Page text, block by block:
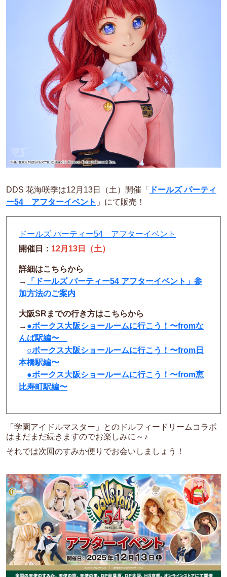
DDS 花海咲季は12月13日（土）開催「
ドールズ パーティ
ー54 アフターイベント 」にて販売！
ドールズ パーティー54 アフターイベント
開催日： 12月13日（土）
詳細はこちらから
→
「ドールズ パーティー54 アフターイベント」参
加方法のご案内
大阪SRまでの行き方はこちらから
→ ●ボークス大阪ショールームに行こう！〜fromな
んば駅編〜
○ボークス大阪ショールームに行こう！〜from日
本橋駅編〜
●ボークス大阪ショールームに行こう！〜from恵
比寿町駅編〜
「学園アイドルマスター」とのドルフィードリームコラボ
はまだまだ続きますのでお楽しみに～♪
それでは次回のすみか便りでお会いしましょう！